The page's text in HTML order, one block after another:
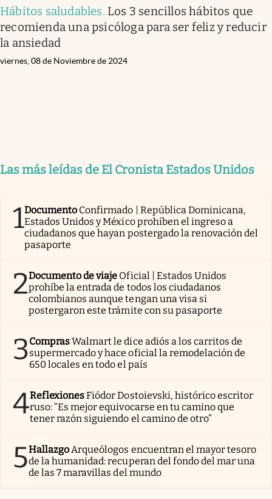
Hábitos saludables. Los 3 sencillos hábitos que
recomienda una psicóloga para ser feliz y reducir
la ansiedad
viernes, 08 de Noviembre de 2024
Las más leídas de El Cronista Estados Unidos
1Documento Confirmado | República Dominicana,
Estados Unidos y México prohíben el ingreso a
ciudadanos que hayan postergado la renovación del
pasaporte
2Documento de viaje Oficial | Estados Unidos
prohíbe la entrada de todos los ciudadanos
colombianos aunque tengan una visa si
postergaron este trámite con su pasaporte
3ComprasWalmart le dice adiós a los carritos de
supermercado y hace oficial la remodelación de
650 locales en todo el país
4ReflexionesFiódor Dostoievski, histórico escritor
ruso: “Es mejor equivocarse en tu camino que
tener razón siguiendo el camino de otro”
5HallazgoArqueólogos encuentran el mayor tesoro
de la humanidad: recuperan del fondo del mar una
de las 7 maravillas del mundo